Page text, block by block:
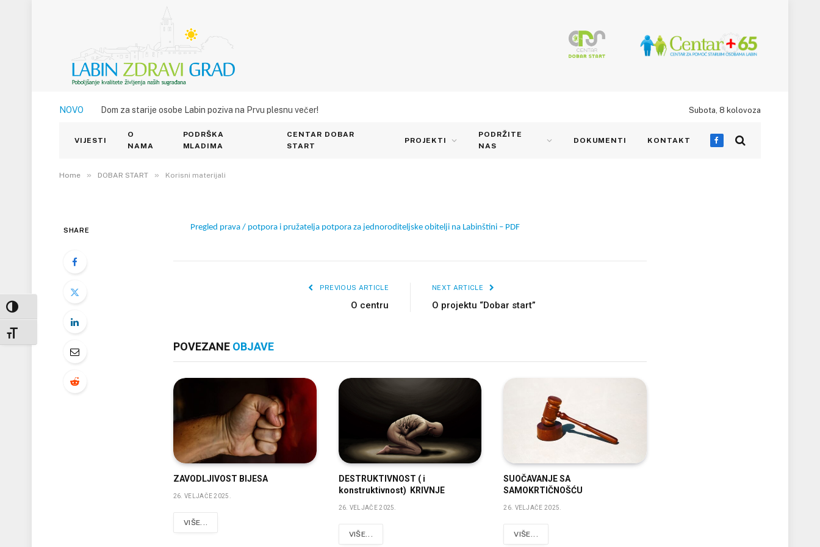
UKLJUČI / ISKLJUČI VISOKI KONTRAST
UKLJUČI / ISKLJUČI VELIČINU FONTA
NOVO Dom za starije osobe Labin poziva na Prvu plesnu večer! Subota, 8 kolovoza
VIJESTI
O
NAMA
PODRŠKA
MLADIMA
CENTAR DOBAR
START
PROJEKTI
PODRŽITE
NAS
DOKUMENTI KONTAKT
Facebook
Home » DOBAR START » Korisni materijali
DOBAR START
Korisni materijali
11. LIPNJA 2021. VIEWS
SHARE Pregled prava / potpora i pružatelja potpora za jednoroditeljske obitelji na Labinštini – PDF
PREVIOUS ARTICLE
O centru
NEXT ARTICLE
O projektu “Dobar start”
POVEZANE OBJAVE
ZAVODLJIVOST BIJESA
26. VELJAČE 2025.
VIŠE...
DESTRUKTIVNOST ( i
konstruktivnost) KRIVNJE
26. VELJAČE 2025.
VIŠE...
SUOČAVANJE SA
SAMOKRTIČNOŠĆU
26. VELJAČE 2025.
VIŠE...